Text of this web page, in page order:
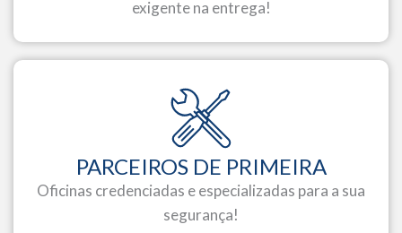
exigente na entrega!
PARCEIROS DE PRIMEIRA
Oficinas credenciadas e especializadas para a sua
segurança!